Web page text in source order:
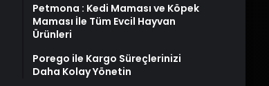
Petmona : Kedi Maması ve Köpek
Maması İle Tüm Evcil Hayvan
Ürünleri
Porego ile Kargo Süreçlerinizi
Daha Kolay Yönetin